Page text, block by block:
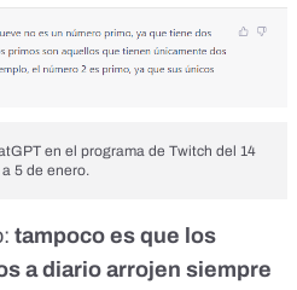
en el programa de Twitch del 14
5 de enero.
tampoco es que los
a diario arrojen siempre